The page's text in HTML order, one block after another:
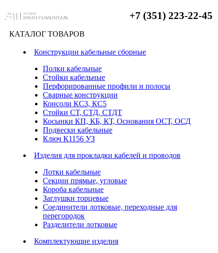
+7 (351) 223-22-45
КАТАЛОГ ТОВАРОВ
Конструкции кабельные сборные
Полки кабельные
Стойки кабельные
Перфорированные профили и полосы
Сварные конструкции
Консоли КС3, КС5
Стойки СТ, СТД, СТДТ
Косынки КП, КБ, КТ, Основания ОСТ, ОСД
Подвески кабельные
Ключ К1156 УЗ
Изделия для прокладки кабелей и проводов
Лотки кабельные
Секции прямые, угловые
Короба кабельные
Заглушки торцевые
Соединители лотковые, переходные для
перегородок
Разделители лотковые
Комплектующие изделия